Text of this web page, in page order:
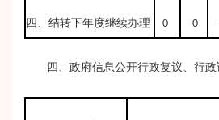
四、结转下年度继续办理 0 0
四、政府信息公开行政复议、行